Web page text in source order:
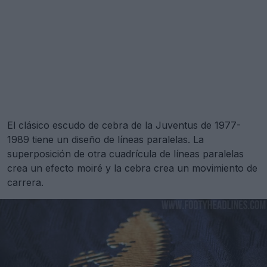
El clásico escudo de cebra de la Juventus de 1977-
1989 tiene un diseño de líneas paralelas. La
superposición de otra cuadrícula de líneas paralelas
crea un efecto moiré y la cebra crea un movimiento de
carrera.